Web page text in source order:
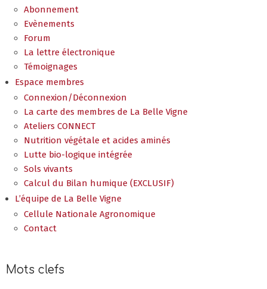
Abonnement
Evènements
Forum
La lettre électronique
Témoignages
Espace membres
Connexion/Déconnexion
La carte des membres de La Belle Vigne
Ateliers CONNECT
Nutrition végétale et acides aminés
Lutte bio-logique intégrée
Sols vivants
Calcul du Bilan humique (EXCLUSIF)
L’équipe de La Belle Vigne
Cellule Nationale Agronomique
Contact
Mots clefs